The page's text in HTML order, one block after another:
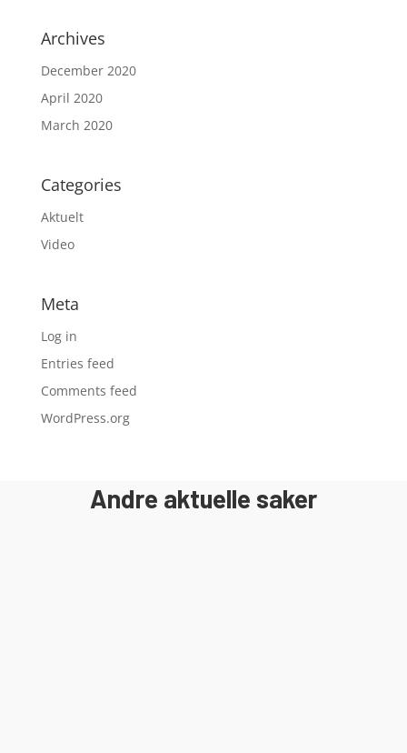
Archives
December 2020
April 2020
March 2020
Categories
Aktuelt
Video
Meta
Log in
Entries feed
Comments feed
WordPress.org
Andre aktuelle saker